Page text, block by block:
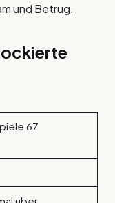
und Betrug.
67